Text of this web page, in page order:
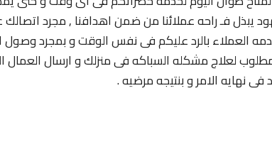
يبذل فـ راحه عملائنا من ضمن اهدافنا , مجرد
العملاء بالرد عليكم فى نفس الوقت و بمجرد وصول
لعلاج مشكله السباكه فى منزلك و ارسال العمال
الامر و بنتيجه مرضيه .